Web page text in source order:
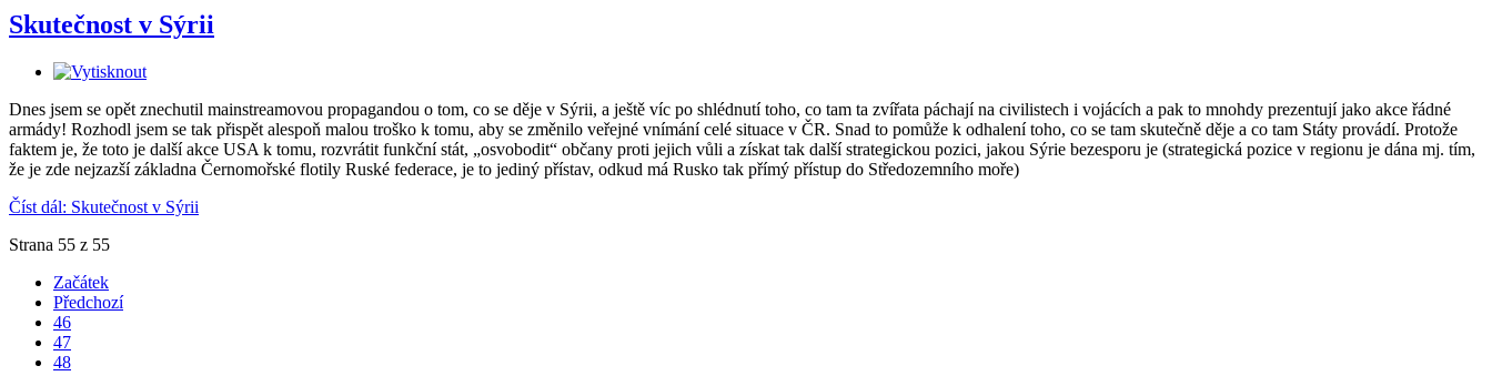
Skutečnost v Sýrii
Dnes jsem se opět znechutil mainstreamovou propagandou o tom, co se děje v Sýrii, a ještě víc po shlédnutí toho, co tam ta zvířata páchají na civilistech i vojácích a pak to mnohdy prezentují jako akce řádné
armády! Rozhodl jsem se tak přispět alespoň malou troško k tomu, aby se změnilo veřejné vnímání celé situace v ČR. Snad to pomůže k odhalení toho, co se tam skutečně děje a co tam Státy provádí. Protože
faktem je, že toto je další akce USA k tomu, rozvrátit funkční stát, „osvobodit“ občany proti jejich vůli a získat tak další strategickou pozici, jakou Sýrie bezesporu je (strategická pozice v regionu je dána mj. tím,
že je zde nejzazší základna Černomořské flotily Ruské federace, je to jediný přístav, odkud má Rusko tak přímý přístup do Středozemního moře)
Číst dál: Skutečnost v Sýrii
Strana 55 z 55
Začátek
Předchozí
46
47
48